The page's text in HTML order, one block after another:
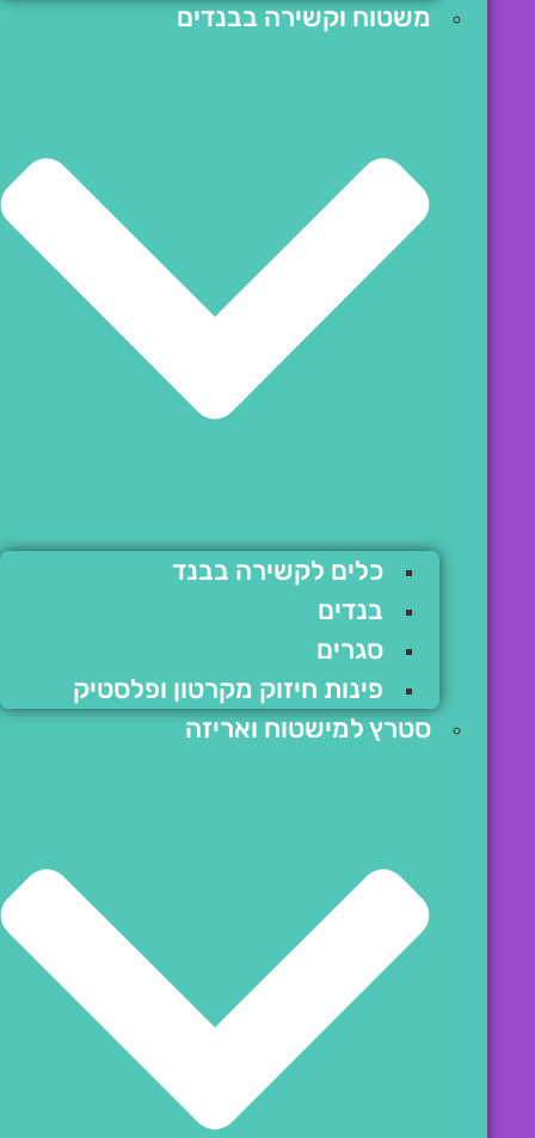
משטוח וקשירה בבנדים
כלים לקשירה בבנד
בנדים
סגרים
פינות חיזוק מקרטון ופלסטיק
סטרץ למישטוח ואריזה